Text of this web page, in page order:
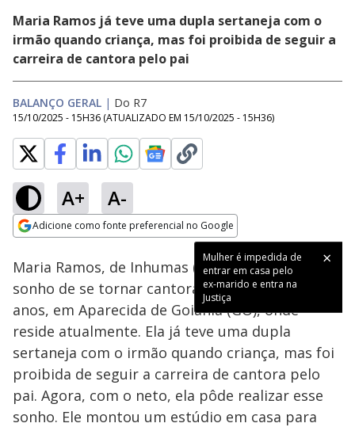
Maria Ramos já teve uma dupla sertaneja com o
irmão quando criança, mas foi proibida de seguir a
carreira de cantora pelo pai
BALANÇO GERAL | Do R7
15/10/2025 - 15H36 (ATUALIZADO EM 15/10/2025 - 15H36)
A+ A-
Adicione como fonte preferencial no Google
Mulher é impedida de
entrar em casa pelo
ex-marido e entra na
Justiça
Ativar
Loaded
29.14%
Maria Ramos, de Inhumas (GO), realizou o
sonho de se tornar cantora profissional aos 81
anos, em Aparecida de Goiânia (GO), onde
reside atualmente. Ela já teve uma dupla
sertaneja com o irmão quando criança, mas foi
proibida de seguir a carreira de cantora pelo
pai. Agora, com o neto, ela pôde realizar esse
sonho. Ele montou um estúdio em casa para